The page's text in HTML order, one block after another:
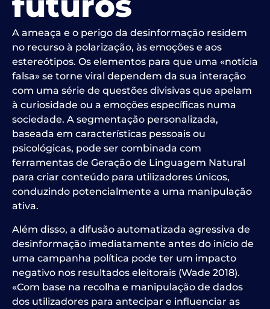
A ameaça e o perigo da desinformação residem
no recurso à polarização, às emoções e aos
estereótipos. Os elementos para que uma «notícia
falsa» se torne viral dependem da sua interação
com uma série de questões divisivas que apelam
à curiosidade ou a emoções específicas numa
sociedade. A segmentação personalizada,
baseada em características pessoais ou
psicológicas, pode ser combinada com
ferramentas de Geração de Linguagem Natural
para criar conteúdo para utilizadores únicos,
conduzindo potencialmente a uma manipulação
ativa.
Além disso, a difusão automatizada agressiva de
desinformação imediatamente antes do início de
uma campanha política pode ter um impacto
negativo nos resultados eleitorais (Wade 2018).
«Com base na recolha e manipulação de dados
dos utilizadores para antecipar e influenciar as